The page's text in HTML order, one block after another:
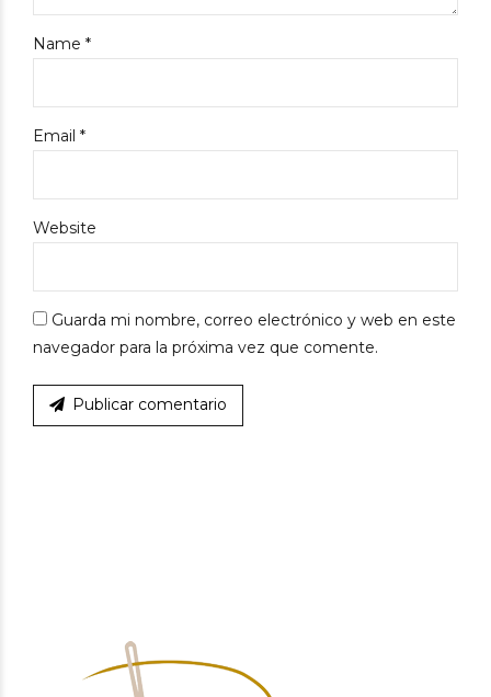
Name *
Email *
Website
Guarda mi nombre, correo electrónico y web en este
navegador para la próxima vez que comente.
Publicar comentario